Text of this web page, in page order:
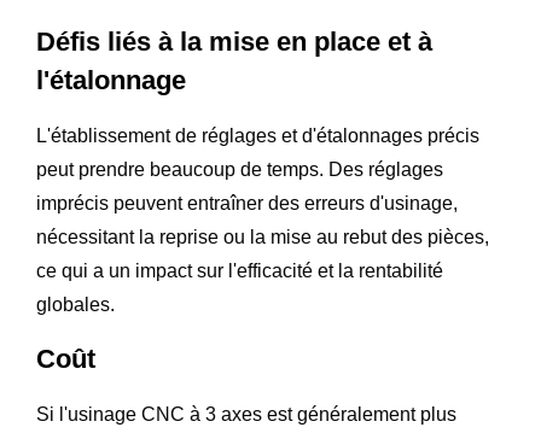
Défis liés à la mise en place et à
l'étalonnage
L'établissement de réglages et d'étalonnages précis
peut prendre beaucoup de temps. Des réglages
imprécis peuvent entraîner des erreurs d'usinage,
nécessitant la reprise ou la mise au rebut des pièces,
ce qui a un impact sur l'efficacité et la rentabilité
globales.
Coût
Si l'usinage CNC à 3 axes est généralement plus